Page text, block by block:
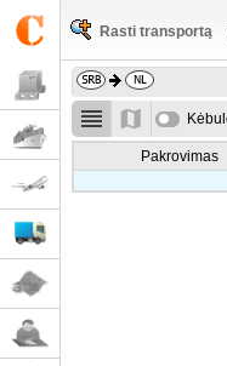
Rasti transportą
Pakrovimas